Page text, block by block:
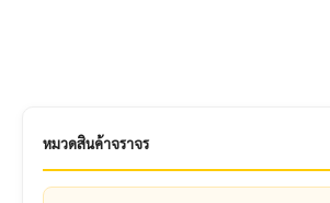
หมวดสินค้าจราจร